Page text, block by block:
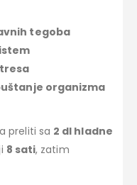
tegoba
organizma
preliti sa 2 dl hladne
8 sati, zatim